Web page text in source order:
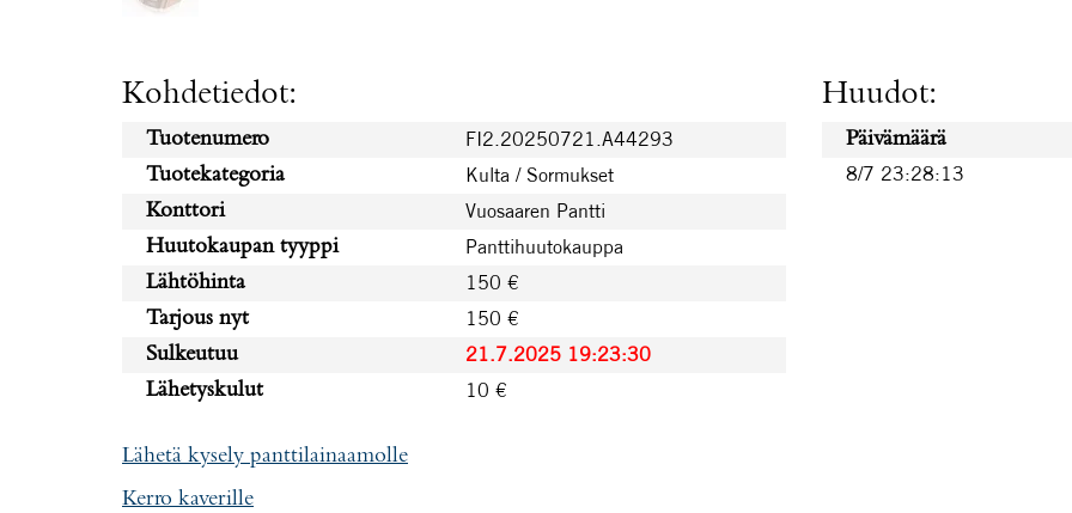
Kohdetiedot:
Tuotenumero FI2.20250721.A44293
Tuotekategoria Kulta / Sormukset
Konttori Vuosaaren Pantti
Huutokaupan tyyppi Panttihuutokauppa
Lähtöhinta 150 €
Tarjous nyt 150 €
Sulkeutuu 21.7.2025 19:23:30
Lähetyskulut 10 €
Lähetä kysely panttilainaamolle
Kerro kaverille
Huudot:
Päivämäärä
8/7 23:28:13